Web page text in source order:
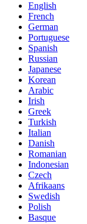
English
French
German
Portuguese
Spanish
Russian
Japanese
Korean
Arabic
Irish
Greek
Turkish
Italian
Danish
Romanian
Indonesian
Czech
Afrikaans
Swedish
Polish
Basque